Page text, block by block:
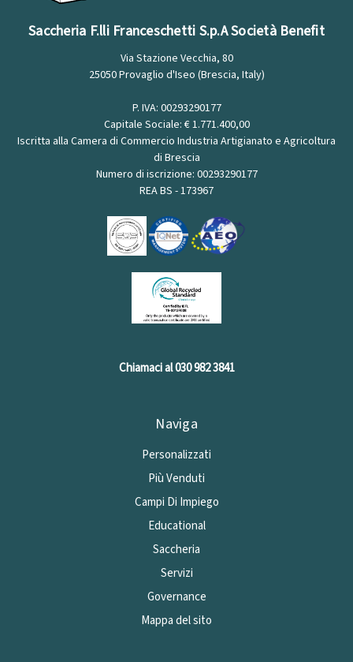
Saccheria F.lli Franceschetti S.p.A Società Benefit
Via Stazione Vecchia, 80
25050 Provaglio d'Iseo (Brescia, Italy)
P. IVA: 00293290177
Capitale Sociale: € 1.771.400,00
Iscritta alla Camera di Commercio Industria Artigianato e Agricoltura
di Brescia
Numero di iscrizione: 00293290177
REA BS - 173967
Chiamaci al 030 982 3841
Naviga
Personalizzati
Più Venduti
Campi Di Impiego
Educational
Saccheria
Servizi
Governance
Mappa del sito